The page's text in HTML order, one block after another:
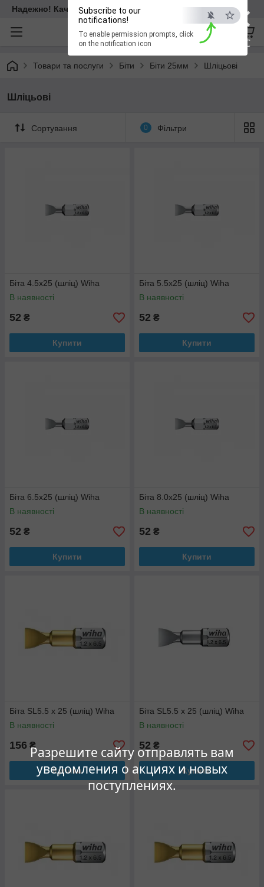
×
ESC
Разрешите сайту отправлять вам
уведомления о акциях и новых
поступлениях.
Subscribe to our
notifications!
To enable permission prompts, click
on the notification icon
Надежно! Качественно! Для всех!
Товари та послуги Біти Біти 25мм Шліцьові
Шліцьові
Сортування 0 Фільтри
Біта 4.5х25 (шліц) Wiha
В наявності
52 ₴
Купити
Біта 5.5х25 (шліц) Wiha
В наявності
52 ₴
Купити
Біта 6.5х25 (шліц) Wiha
В наявності
52 ₴
Купити
Біта 8.0х25 (шліц) Wiha
В наявності
52 ₴
Купити
Біта SL5.5 x 25 (шліц) Wiha
В наявності
156 ₴
Купити
Біта SL5.5 x 25 (шліц) Wiha
В наявності
52 ₴
Купити